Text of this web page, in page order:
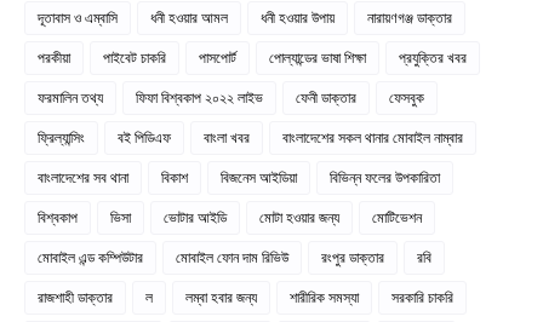
দূতাবাস ও এম্বাসি
ধনী হওয়ার আমল ধনী হওয়ার উপায়
নারায়ণগঞ্জ ডাক্তার
পরকীয়া
পাইবেট চাকরি পাসপোর্ট পোল্যান্ডের ভাষা শিক্ষা
প্রযুক্তির খবর
ফরমালিন তথ্য
ফিফা বিশ্বকাপ ২০২২ লাইভ ফেনী ডাক্তার
ফেসবুক
ফ্রিল্যান্সিং
বই পিডিএফ বাংলা খবর
বাংলাদেশের সকল থানার মোবাইল নাম্বার
বাংলাদেশের সব থানা
বিকাশ বিজনেস আইডিয়া
বিভিন্ন ফলের উপকারিতা
বিশ্বকাপ
ভিসা ভোটার আইডি মোটা হওয়ার জন্য
মোটিভেশন
মোবাইল এন্ড কম্পিউটার
মোবাইল ফোন দাম রিভিউ রংপুর ডাক্তার
রবি
রাজশাহী ডাক্তার
ল লম্বা হবার জন্য শারীরিক সমস্যা সরকারি চাকরি